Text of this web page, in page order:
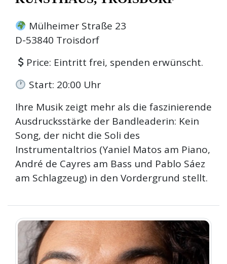
Mülheimer Straße 23
D-53840 Troisdorf
Price: Eintritt frei, spenden erwünscht.
Start: 20:00 Uhr
Ihre Musik zeigt mehr als die faszinierende
Ausdrucksstärke der Bandleaderin: Kein
Song, der nicht die Soli des
Instrumentaltrios (Yaniel Matos am Piano,
André de Cayres am Bass und Pablo Sáez
am Schlagzeug) in den Vordergrund stellt.